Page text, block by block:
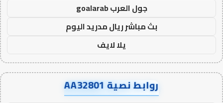
جول العرب goalarab
بث مباشر ريال مدريد اليوم
يلا لايف
روابط نصية AA32801